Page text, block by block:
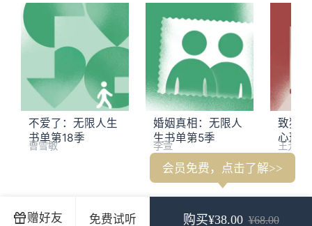
赠好友 免费试听 购买¥38.00 ¥68.00
会员免费，点击了解>>
不爱了：无限人生
书单第18季
曹雪敏
婚姻真相：无限人
生书单第5季
李萱
致独
心理
王芳
看理想十年之选长名单